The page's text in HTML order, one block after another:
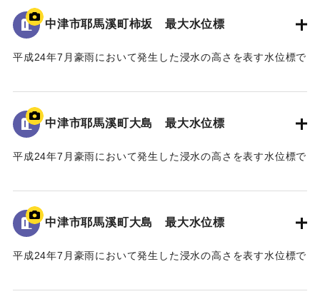
平成三十年十一月
国土交通省 山国川河川事務所
「平成24年7月九州北部豪雨」により、中津市耶馬溪町平田地
区及び戸原地区では、約70戸の家屋が浸水する甚大な被害を
受けた。
河川管理者である国土交通省においても、「橋を存置して
の整備は、流下阻害の大きなリスクを伴うことから、新橋へ
の架替が望ましい」との考えであった。
な構成要素であり、下流の耶馬溪橋、羅漢寺橋とともに「耶
｜固有コード:
中津市耶馬溪町柿坂 最大水位標
平成24年7月豪雨において発生した浸水の高さを表す水位標で
地面から160cmの位置に水位が示されている。
｜固有コード: 09922068
中津市耶馬溪町大島 最大水位標
平成24年7月豪雨において発生した浸水の高さを表す水位標で
地面から85cmの位置に水位が示されている。
｜固有コード: 09922067
中津市耶馬溪町大島 最大水位標
平成24年7月豪雨において発生した浸水の高さを表す水位標で
地面から0.9メートルの位置に水位が示されている。